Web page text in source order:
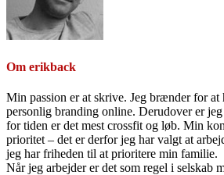
Om erikback
Min passion er at skrive. Jeg brænder for
personlig branding online. Derudover er
for tiden er det mest crossfit og løb. Min
prioritet – det er derfor jeg har valgt at
jeg har friheden til at prioritere min familie.
Når jeg arbejder er det som regel i selskab